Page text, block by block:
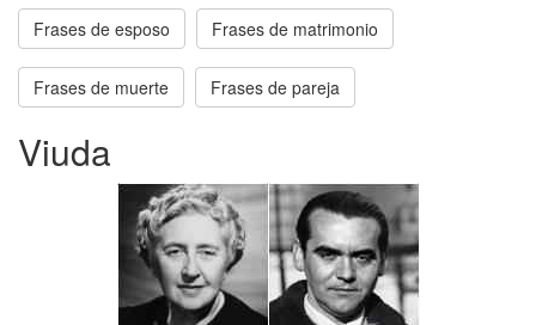
Frases de esposo Frases de matrimonio
Frases de muerte Frases de pareja
Viuda